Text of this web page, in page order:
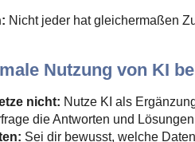
Nicht jeder hat gleichermaßen
Nutzung von KI
nicht: Nutze KI als
die Antworten und
Sei dir bewusst, welche